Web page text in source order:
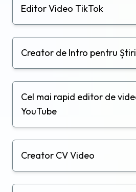
Editor Video TikTok
Creator de Intro pentru Știri
Cel mai rapid editor de
YouTube
Creator CV Video